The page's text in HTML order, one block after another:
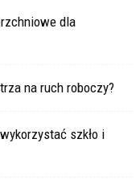
dla
na ruch roboczy?
szkło i